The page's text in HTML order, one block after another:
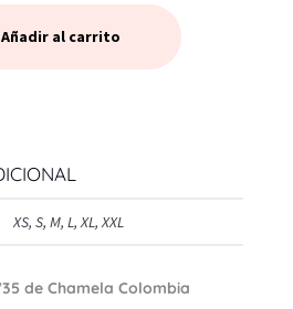
Añadir al carrito
XS, S, M, L, XL, XXL
de Chamela Colombia